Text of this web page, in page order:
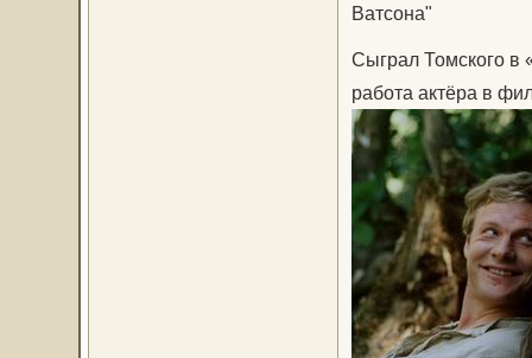
Ватсона"
Сыграл Томского в
работа актёра в